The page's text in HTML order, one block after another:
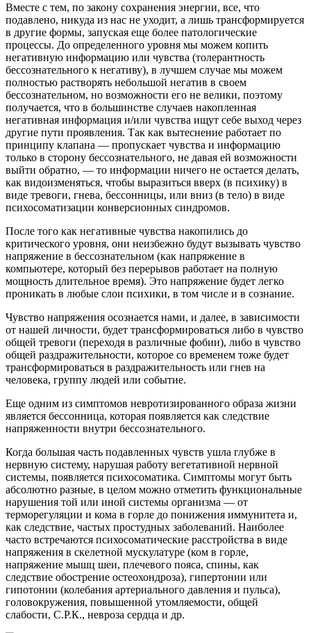
Вместе с тем, по закону сохранения энергии, все, что
подавлено, никуда из нас не уходит, а лишь трансформируется
в другие формы, запуская еще более патологические
процессы. До определенного уровня мы можем копить
негативную информацию или чувства (толерантность
бессознательного к негативу), в лучшем случае мы можем
полностью растворять небольшой негатив в своем
бессознательном, но возможности его не велики, поэтому
получается, что в большинстве случаев накопленная
негативная информация и/или чувства ищут себе выход через
другие пути проявления. Так как вытеснение работает по
принципу клапана — пропускает чувства и информацию
только в сторону бессознательного, не давая ей возможности
выйти обратно, — то информации ничего не остается делать,
как видоизменяться, чтобы выразиться вверх (в психику) в
виде тревоги, гнева, бессонницы, или вниз (в тело) в виде
психосоматизации конверсионных синдромов.
После того как негативные чувства накопились до
критического уровня, они неизбежно будут вызывать чувство
напряжение в бессознательном (как напряжение в
компьютере, который без перерывов работает на полную
мощность длительное время). Это напряжение будет легко
проникать в любые слои психики, в том числе и в сознание.
Чувство напряжения осознается нами, и далее, в зависимости
от нашей личности, будет трансформироваться либо в чувство
общей тревоги (переходя в различные фобии), либо в чувство
общей раздражительности, которое со временем тоже будет
трансформироваться в раздражительность или гнев на
человека, группу людей или событие.
Еще одним из симптомов невротизированного образа жизни
является бессонница, которая появляется как следствие
напряженности внутри бессознательного.
Когда большая часть подавленных чувств ушла глубже в
нервную систему, нарушая работу вегетативной нервной
системы, появляется психосоматика. Симптомы могут быть
абсолютно разные, в целом можно отметить функциональные
нарушения той или иной системы организма — от
терморегуляции и кома в горле до понижения иммунитета и,
как следствие, частых простудных заболеваний. Наиболее
часто встречаются психосоматические расстройства в виде
напряжения в скелетной мускулатуре (ком в горле,
напряжение мышц шеи, плечевого пояса, спины, как
следствие обострение остеохондроза), гипертонии или
гипотонии (колебания артериального давления и пульса),
головокружения, повышенной утомляемости, общей
слабости, С.Р.К., невроза сердца и др.